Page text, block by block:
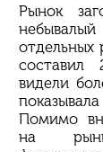
Рынок
отдельных
составил
видели
Помимо
на